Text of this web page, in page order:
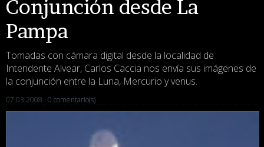
Conjunción desde La
Pampa
Tomadas con cámara digital desde la localidad de
Intendente Alvear, Carlos Caccia nos envía sus imágenes de
la conjunción entre la Luna, Mercurio y venus.
07.03.2008 · 0 comentario(s)